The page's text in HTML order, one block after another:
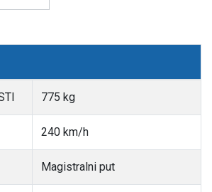
775 kg
240 km/h
Magistralni put